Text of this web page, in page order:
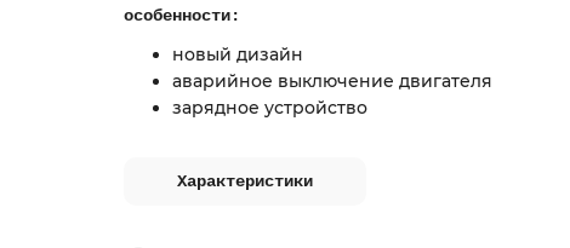
особенности:
новый дизайн
аварийное выключение двигателя
зарядное устройство
Характеристики